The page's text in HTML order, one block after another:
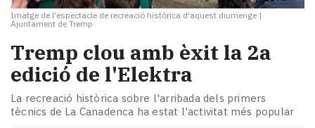
Imatge de l'espectacle de recreació històrica d'aquest diumenge |
Ajuntament de Tremp
Tremp clou amb èxit la 2a
edició de l'Elektra
La recreació històrica sobre l'arribada dels primers
tècnics de La Canadenca ha estat l'activitat més popular